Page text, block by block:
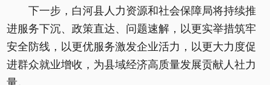
下一步，白河县人力资源和社会保障局将持续推
进服务下沉、政策直达、问题速解，以更实举措筑牢
安全防线，以更优服务激发企业活力，以更大力度促
进群众就业增收，为县域经济高质量发展贡献人社力
量。